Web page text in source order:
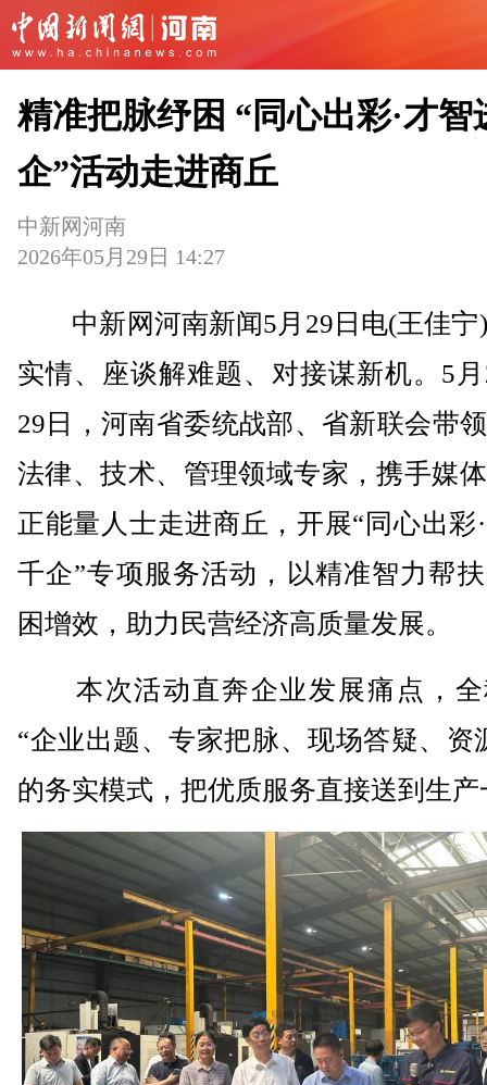
精准把脉纾困 “同心出彩·才智
企”活动走进商丘
中新网河南
2026年05月29日 14:27
中新网河南新闻5月29日电(王佳宁
实情、座谈解难题、对接谋新机。5
29日，河南省委统战部、省新联会带
法律、技术、管理领域专家，携手媒
正能量人士走进商丘，开展“同心出彩
千企”专项服务活动，以精准智力帮
困增效，助力民营经济高质量发展。
本次活动直奔企业发展痛点，全
“企业出题、专家把脉、现场答疑、资
的务实模式，把优质服务直接送到生产